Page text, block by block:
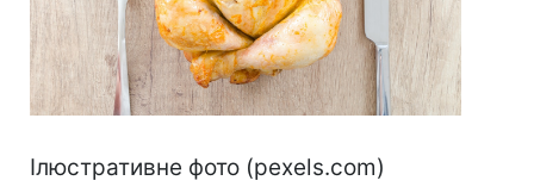
Ілюстративне фото (pexels.com)